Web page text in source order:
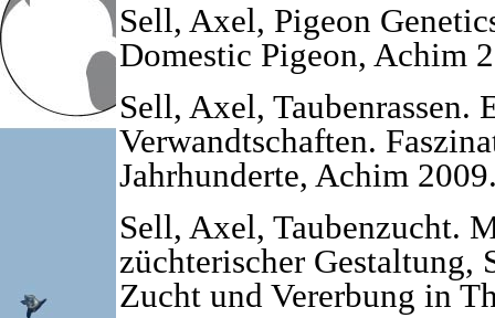
Sell, Axel, Pigeon
Domestic Pigeon, Achim
Sell, Axel, Taubenrassen.
Verwandtschaften.
Jahrhunderte, Achim
Sell, Axel, Taubenzucht.
züchterischer Gestaltung,
Zucht und Vererbung in